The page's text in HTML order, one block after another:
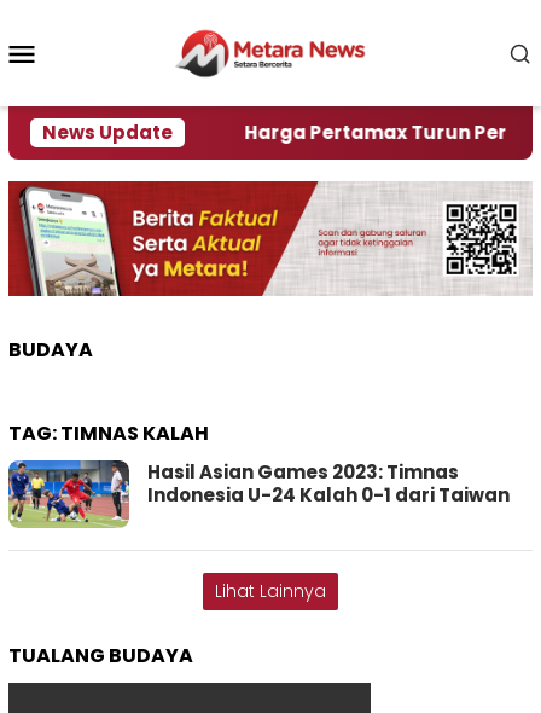
konten
News Update
Krisi Air Harga Pertamax Turun Per Hari
BUDAYA
TAG:TIMNAS KALAH
Hasil Asian Games 2023: Timnas
Indonesia U-24 Kalah 0-1 dari Taiwan
Lihat Lainnya
TUALANG BUDAYA